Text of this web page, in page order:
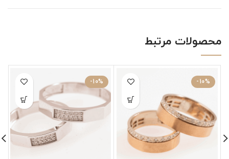
محصولات مرتبط
-10%
-10%